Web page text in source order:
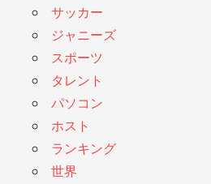
サッカー
ジャニーズ
スポーツ
タレント
パソコン
ホスト
ランキング
世界